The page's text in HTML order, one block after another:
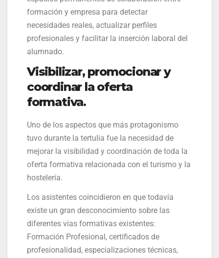
formación y empresa para detectar
necesidades reales, actualizar perfiles
profesionales y facilitar la inserción laboral del
alumnado.
Visibilizar, promocionar y
coordinar la oferta
formativa.
Uno de los aspectos que más protagonismo
tuvo durante la tertulia fue la necesidad de
mejorar la visibilidad y coordinación de toda la
oferta formativa relacionada con el turismo y la
hostelería.
Los asistentes coincidieron en que todavía
existe un gran desconocimiento sobre las
diferentes vías formativas existentes:
Formación Profesional, certificados de
profesionalidad, especializaciones técnicas,